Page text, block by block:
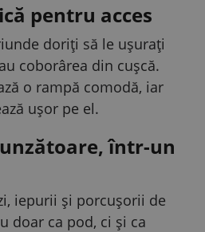
pentru acces
doriți să le ușurați
coborârea din cușcă.
o rampă comodă, iar
ușor pe el.
într-un
iepurii și porcușorii de
doar ca pod, ci și ca